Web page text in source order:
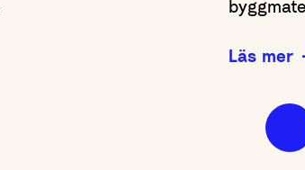
Läs mer